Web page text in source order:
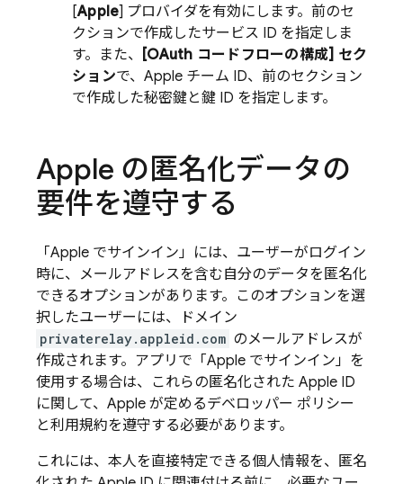
[Apple] プロバイダを有効にします。前のセ
クションで作成したサービス ID を指定しま
す。また、
[OAuth コードフローの構成] セク
ションで、Apple チーム ID、前のセクション
で作成した秘密鍵と鍵 ID を指定します。
Apple の匿名化データの
要件を遵守する
「Apple でサインイン」には、ユーザーがログイン
時に、メールアドレスを含む自分のデータを匿名化
できるオプションがあります。このオプションを選
択したユーザーには、ドメイン
privaterelay.appleid.com のメールアドレスが
作成されます。アプリで「Apple でサインイン」を
使用する場合は、これらの匿名化された Apple ID
に関して、Apple が定めるデベロッパー ポリシー
と利用規約を遵守する必要があります。
これには、本人を直接特定できる個人情報を、匿名